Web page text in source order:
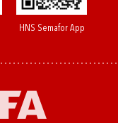
HNS Semafor App